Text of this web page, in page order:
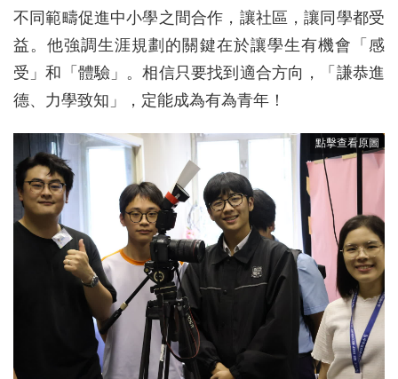
不同範疇促進中小學之間合作，讓社區，讓同學都受
益。他強調生涯規劃的關鍵在於讓學生有機會「感
受」和「體驗」。相信只要找到適合方向，「謙恭進
德、力學致知」，定能成為有為青年！